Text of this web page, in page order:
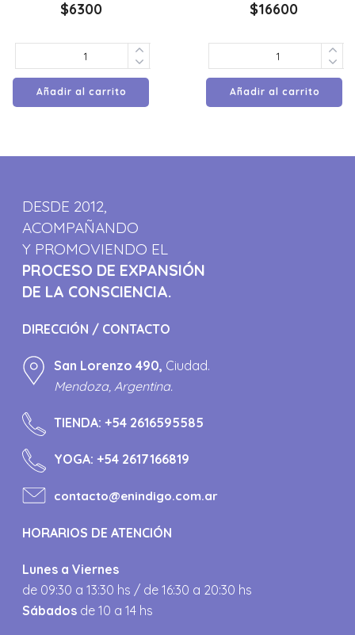
$6300
Añadir al carrito
$16600
Añadir al carrito
DESDE 2012,
ACOMPAÑANDO
Y PROMOVIENDO EL
PROCESO DE EXPANSIÓN
DE LA CONSCIENCIA.
DIRECCIÓN / CONTACTO
San Lorenzo 490, Ciudad.
Mendoza, Argentina.
TIENDA:+54 2616595585
YOGA:+54 2617166819
contacto@enindigo.com.ar
HORARIOS DE ATENCIÓN
Lunes a Viernes
de 09:30 a 13:30 hs / de 16:30 a 20:30 hs
Sábados de 10 a 14 hs